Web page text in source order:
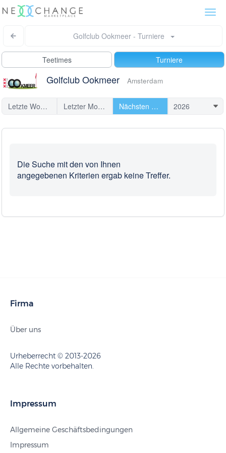
Golfclub Ookmeer - Turniere
Teetimes Turniere
Golfclub Ookmeer Amsterdam
Letzte Woche Letzter Monat Nächsten Turniere
Die Suche mit den von Ihnen
angegebenen Kriterien ergab keine Treffer.
Firma
Über uns
Urheberrecht © 2013-2026
Alle Rechte vorbehalten.
Impressum
Allgemeine Geschäftsbedingungen
Impressum